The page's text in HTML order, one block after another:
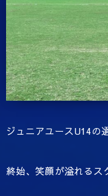
ジュニアユースU14の
終始、笑顔が溢れるス